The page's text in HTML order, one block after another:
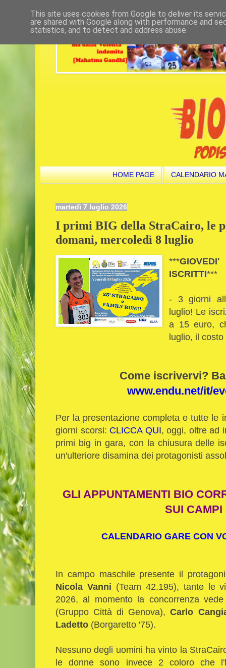
HOME PAGE CALENDARIO
martedì 7 luglio 2026
I primi BIG della StraCairo, le
domani, mercoledì 8 luglio
***
ISCRITTI***
- 3 giorni
luglio! Le
a 15 euro,
luglio, il
Come iscrivervi?
www.endu.net/it/
Per la presentazione completa e tutte le
giorni scorsi: CLICCA QUI, oggi, oltre ad
primi big in gara, con la chiusura delle
un'ulteriore disamina dei protagonisti
GLI APPUNTAMENTI BIO
SUI
CALENDARIO GARE CON
In campo maschile presente il
Nicola Vanni (Team 42.195), tante le
2026, al momento la concorrenza
(Gruppo Città di Genova),Carlo
Ladetto (Borgaretto '75).
Nessuno degli uomini ha vinto la
le donne sono invece 2 coloro che
This site uses cookies from Google to deliver its
are shared with Google along with performance and
statistics, and to detect and address abuse.